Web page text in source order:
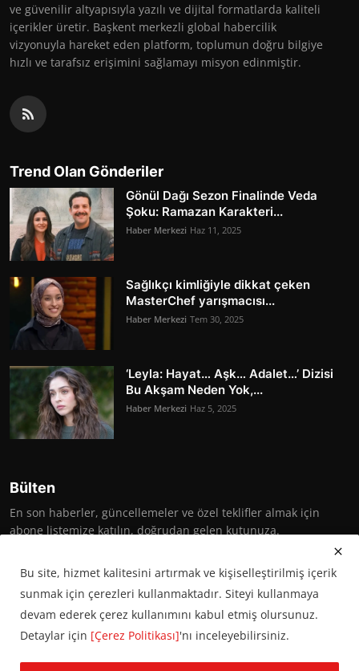
ve güvenilir altyapısıyla yazılı ve dijital formatlarda kaliteli
içerikler üretir. Başkent merkezli global habercilik
vizyonuyla hareket eden platform, toplumun doğru bilgiye
hızlı ve tarafsız erişimini sağlamayı misyon edinmiştir.
Trend Olan Gönderiler
Gönül Dağı Sezon Finalinde Veda
Şoku: Ramazan Karakteri...
Haber Merkezi Haz 11, 2025
Sağlıkçı kimliğiyle dikkat çeken
MasterChef yarışmacısı...
Haber Merkezi Tem 30, 2025
‘Leyla: Hayat… Aşk… Adalet…’ Dizisi
Bu Akşam Neden Yok,...
Haber Merkezi Haz 5, 2025
Bülten
En son haberler, güncellemeler ve özel teklifler almak için
abone listemize katılın, doğrudan gelen kutunuza.
Abone Ol
Bu site, hizmet kalitesini artırmak ve kişiselleştirilmiş içerik
sunmak için çerezleri kullanmaktadır. Siteyi kullanmaya
devam ederek çerez kullanımını kabul etmiş olursunuz.
Detaylar için [Çerez Politikası]'nı inceleyebilirsiniz.